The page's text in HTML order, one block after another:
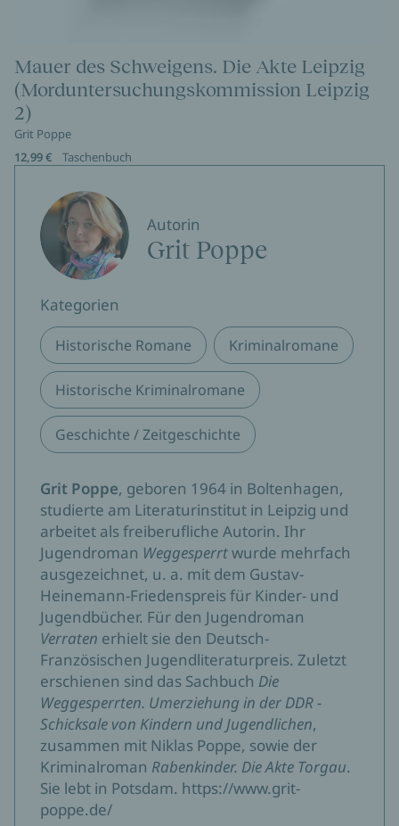
Mauer des Schweigens. Die Akte Leipzig
(Morduntersuchungskommission Leipzig
2)
Grit Poppe
12,99 €
Taschenbuch
Autorin
Grit Poppe
Kategorien
Historische Romane Kriminalromane
Historische Kriminalromane
Geschichte / Zeitgeschichte
Grit Poppe, geboren 1964 in Boltenhagen,
studierte am Literaturinstitut in Leipzig und
arbeitet als freiberufliche Autorin. Ihr
Jugendroman Weggesperrtwurde mehrfach
ausgezeichnet, u. a. mit dem Gustav-
Heinemann-Friedenspreis für Kinder- und
Jugendbücher. Für den Jugendroman
Verraten erhielt sie den Deutsch-
Französischen Jugendliteraturpreis. Zuletzt
erschienen sind das Sachbuch Die
Weggesperrten. Umerziehung in der DDR -
Schicksale von Kindern und Jugendlichen,
zusammen mit Niklas Poppe, sowie der
Kriminalroman Rabenkinder. Die Akte Torgau.
Sie lebt in Potsdam. https://www.grit-
poppe.de/